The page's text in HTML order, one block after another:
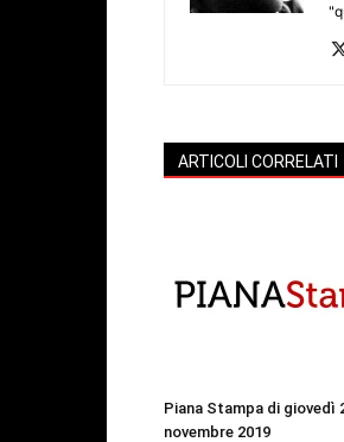
ARTICOLI CORRELATI
Piana Stampa di giovedì
novembre 2019